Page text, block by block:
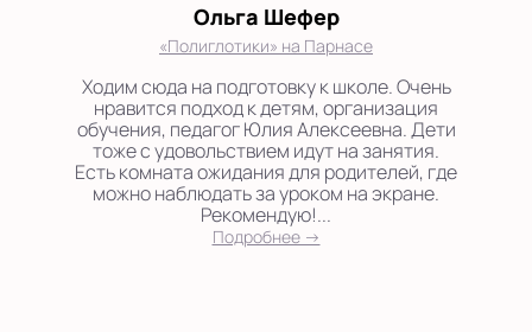
Ольга Шефер
«Полиглотики» на Парнасе
Ходим сюда на подготовку к школе. Очень
нравится подход к детям, организация
обучения, педагог Юлия Алексеевна. Дети
тоже с удовольствием идут на занятия.
Есть комната ожидания для родителей, где
можно наблюдать за уроком на экране.
Рекомендую!...
Подробнее →